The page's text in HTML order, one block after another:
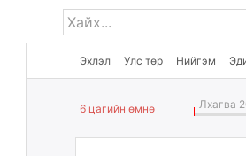
Эхлэл Улс төр Нийгэм
6 цагийн өмнө Лхагва